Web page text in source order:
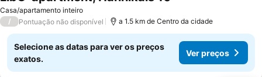
Casa/apartamento inteiro
/ Pontuação não disponível a 1.5 km de Centro da cidade
Selecione as datas para ver os preços
exatos.
Ver preços